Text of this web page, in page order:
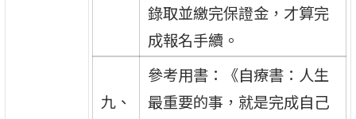
錄取並繳完保證金，才算完
成報名手續。
九、
參考用書：《自療書：人生
最重要的事，就是完成自己